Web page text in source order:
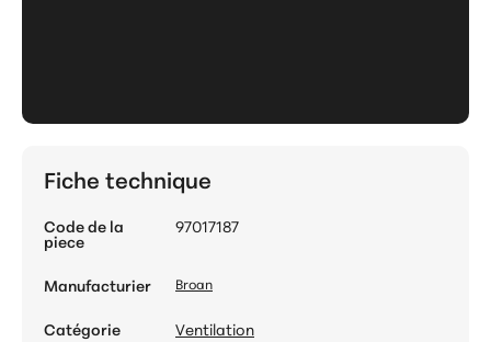
Fiche technique
Code de la
piece
97017187
Manufacturier Broan
Catégorie
Ventilation